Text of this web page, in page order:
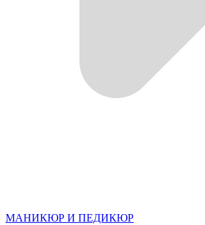
МАНИКЮР И ПЕДИКЮР